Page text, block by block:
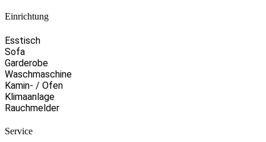
Einrichtung
Esstisch
Sofa
Garderobe
Waschmaschine
Kamin- / Ofen
Klimaanlage
Rauchmelder
Service